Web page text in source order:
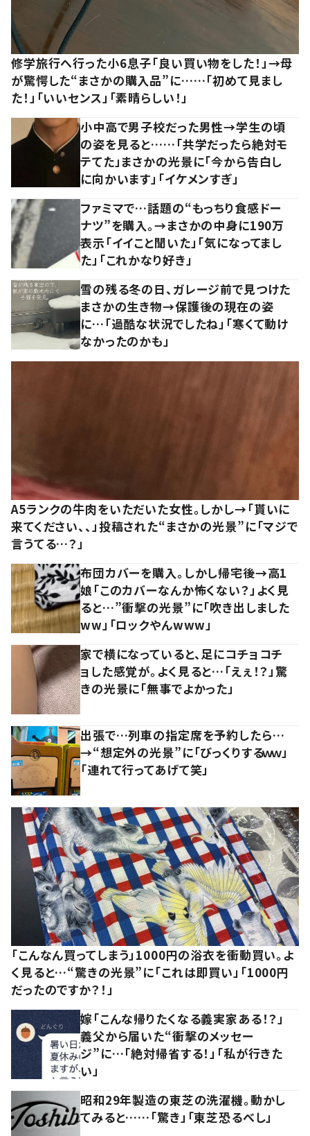
修学旅行へ行った小6息子「良い買い物をした！」→母
が驚愕した“まさかの購入品”に……「初めて見まし
た！」「いいセンス」「素晴らしい！」
小中高で男子校だった男性→学生の頃
の姿を見ると……「共学だったら絶対モ
テてた」まさかの光景に「今から告白し
に向かいます」「イケメンすぎ」
ファミマで…話題の“もっちり食感ドー
ナツ”を購入。→まさかの中身に190万
表示「イイこと聞いた」「気になってまし
た」「これかなり好き」
雪の残る冬の日、ガレージ前で見つけた
まさかの生き物→保護後の現在の姿
に…「過酷な状況でしたね」「寒くて動け
なかったのかも」
A5ランクの牛肉をいただいた女性。しかし→「貰いに
来てください、、」投稿された“まさかの光景”に「マジで
言うてる…？」
布団カバーを購入。しかし帰宅後→高1
娘「このカバーなんか怖くない？」よく見
ると…”衝撃の光景”に「吹き出しました
ww」「ロックやんwww」
家で横になっていると、足にコチョコチ
ョした感覚が。よく見ると…「えぇ！？」驚
きの光景に「無事でよかった」
出張で…列車の指定席を予約したら…
→“想定外の光景”に「びっくりするｗｗ」
「連れて行ってあげて笑」
「こんなん買ってしまう」1000円の浴衣を衝動買い。よ
く見ると…“驚きの光景”に「これは即買い」「1000円
だったのですか？！」
嫁「こんな帰りたくなる義実家ある！？」
義父から届いた“衝撃のメッセー
ジ”に…「絶対帰省する！」「私が行きた
い」
昭和29年製造の東芝の洗濯機。動かし
てみると……「驚き」「東芝恐るべし」